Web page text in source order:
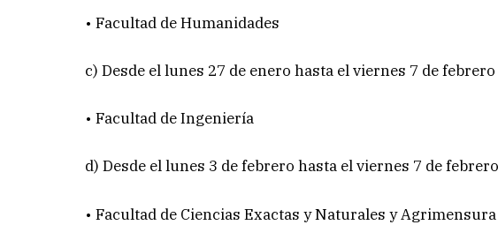
• Facultad de Humanidades
c) Desde el lunes 27 de enero hasta el viernes 7 de
• Facultad de Ingeniería
d) Desde el lunes 3 de febrero hasta el viernes 7 de
• Facultad de Ciencias Exactas y Naturales y Agrimensura